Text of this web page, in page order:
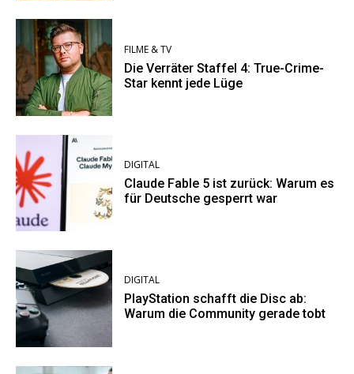
FILME & TV
Die Verräter Staffel 4: True-Crime-
Star kennt jede Lüge
DIGITAL
Claude Fable 5 ist zurück: Warum es
für Deutsche gesperrt war
DIGITAL
PlayStation schafft die Disc ab:
Warum die Community gerade tobt